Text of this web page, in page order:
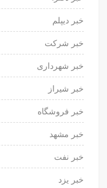
خبر دیپلم
خبر شرکت
خبر شهرداری
خبر شیراز
خبر فروشگاه
خبر مشهد
خبر نفت
خبر یزد